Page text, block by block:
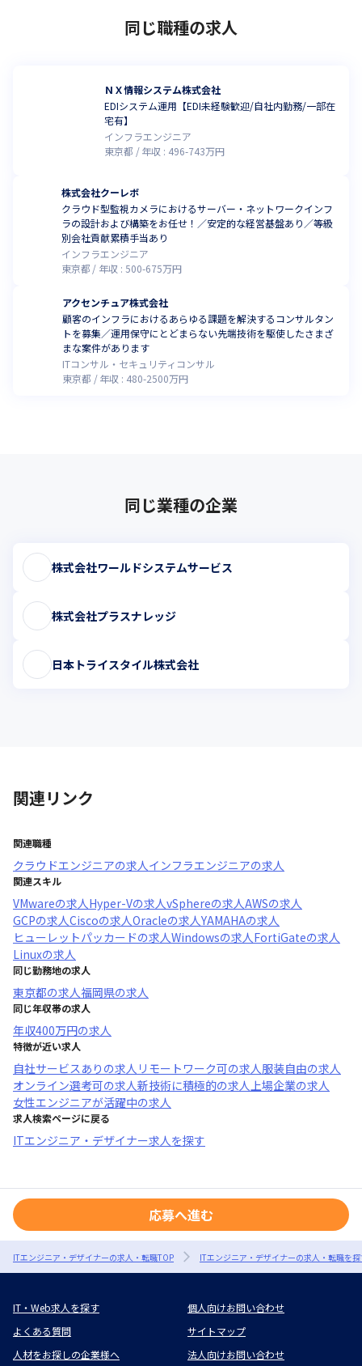
同じ職種の求人
ＮＸ情報システム株式会社
EDIシステム運用【EDI未経験歓迎/自社内勤務/一部在
宅有】
インフラエンジニア
東京都
年収 : 496-743万円
株式会社クーレボ
クラウド型監視カメラにおけるサーバー・ネットワークインフ
ラの設計および構築をお任せ！／安定的な経営基盤あり／等級
別会社貢献累積手当あり
インフラエンジニア
東京都
年収 : 500-675万円
アクセンチュア株式会社
顧客のインフラにおけるあらゆる課題を解決するコンサルタン
トを募集／運用保守にとどまらない先端技術を駆使したさまざ
まな案件があります
ITコンサル・セキュリティコンサル
東京都
年収 : 480-2500万円
同じ業種の企業
株式会社ワールドシステムサービス
株式会社プラスナレッジ
日本トライスタイル株式会社
関連リンク
関連職種
クラウドエンジニアの求人インフラエンジニアの求人
関連スキル
VMwareの求人Hyper-Vの求人vSphereの求人AWSの求人
GCPの求人Ciscoの求人Oracleの求人YAMAHAの求人
ヒューレットパッカードの求人Windowsの求人FortiGateの求人
Linuxの求人
同じ勤務地の求人
東京都の求人福岡県の求人
同じ年収帯の求人
年収400万円の求人
特徴が近い求人
自社サービスあり の求人 リモートワーク可の求人服装自由の求人
オンライン選考可の求人新技術に積極的の求人上場企業の求人
女性エンジニアが活躍中の求人
求人検索ページに戻る
ITエンジニア・デザイナー求人を探す
応募へ進む
ITエンジニア・デザイナーの求人・転職TOP ITエンジニア・デザイナーの求人・転職を
IT・Web求人を探す
個人向けお問い合わせ
よくある質問
サイトマップ
人材をお探しの企業様へ
法人向けお問い合わせ